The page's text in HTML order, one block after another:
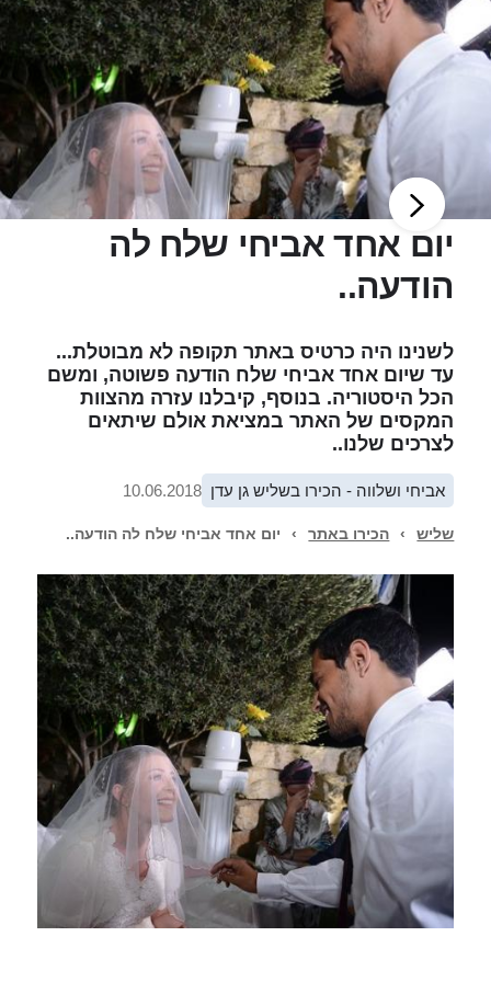
יום אחד אביחי שלח לה
הודעה..
לשנינו היה כרטיס באתר תקופה לא מבוטלת...
עד שיום אחד אביחי שלח הודעה פשוטה, ומשם
הכל היסטוריה. בנוסף, קיבלנו עזרה מהצוות
המקסים של האתר במציאת אולם שיתאים
לצרכים שלנו..
אביחי ושלווה - הכירו בשליש גן עדן 10.06.2018
שליש › הכירו באתר › יום אחד אביחי שלח לה הודעה..